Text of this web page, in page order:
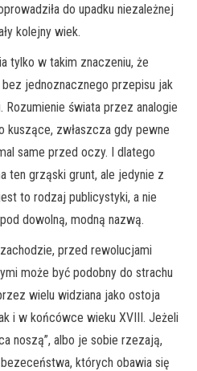
do upadku niezależnej
kolejny wiek.
tylko w takim znaczeniu, że
jednoznacznego przepisu jak
Rozumienie świata przez analogie
zwłaszcza gdy pewne
same przed oczy. I dlatego
ten grząski grunt, ale jedynie z
to rodzaj publicystyki, a nie
dowolną, modną nazwą.
przed rewolucjami
może być podobny do strachu
wielu widziana jako ostoja
i w końcówce wieku XVIII. Jeżeli
noszą”, albo je sobie rzezają,
których obawia się